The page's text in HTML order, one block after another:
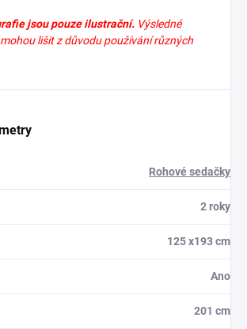
jsou pouze ilustrační. Výsledné
lišit z důvodu používání různých
Rohové sedačky
2 roky
125 x193 cm
Ano
201 cm